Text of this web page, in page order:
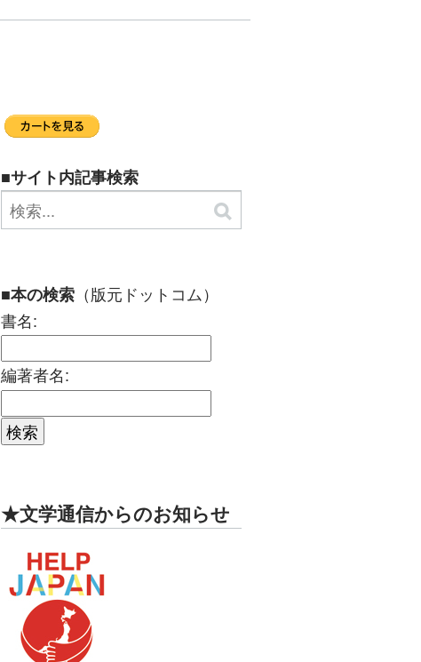
■サイト内記事検索
■本の検索（版元ドットコム）
書名:
編著者名:
★文学通信からのお知らせ